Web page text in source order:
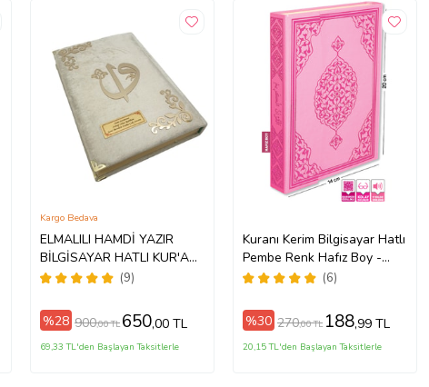
ELMALILI HAMDİ YAZIR
BİLGİSAYAR HATLI KUR'AN-
I KERİM ve YÜCE MEALİ
(9)
Kargo Bedava
%28 900,00 TL 650,00 TL
69,33 TL'den Başlayan Taksitlerle
Kuranı Kerim Bilgisayar Hatlı
Pembe Renk Hafız Boy -
Merve Yayınevi(6)
%30 270,00 TL 188,99 TL
20,15 TL'den Başlayan Taksitlerle